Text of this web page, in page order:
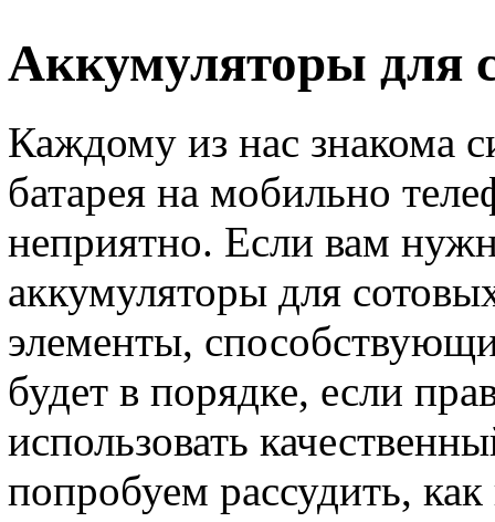
Аккумуляторы для
Каждому из нас знакома
батарея на мобильно
неприятно. Если вам
аккумуляторы для
элементы,
будет в порядке, если
использовать
попробуем рассудить,